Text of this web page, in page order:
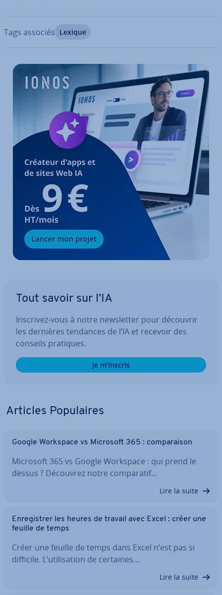
Tags associés Lexique
Aller au menu principal
Tout savoir sur l’IA
Inscrivez-vous à notre news­let­ter pour découvrir
les dernières tendances de l’IA et recevoir des
conseils pratiques.
Je m’inscris
Articles Po­pu­laires
Google Workspace vs Microsoft 365 : com­pa­rai­son
Microsoft 365 vs Google Workspace : qui prend le
dessus ? Découvrez notre com­pa­ra­tif…
Lire la suite
En­re­gis­trer les heures de travail avec Excel : créer une
feuille de temps
Créer une feuille de temps dans Excel n’est pas si
difficile. L’uti­li­sa­tion de certaines…
Lire la suite